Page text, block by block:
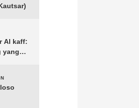
Al kaff:
yang